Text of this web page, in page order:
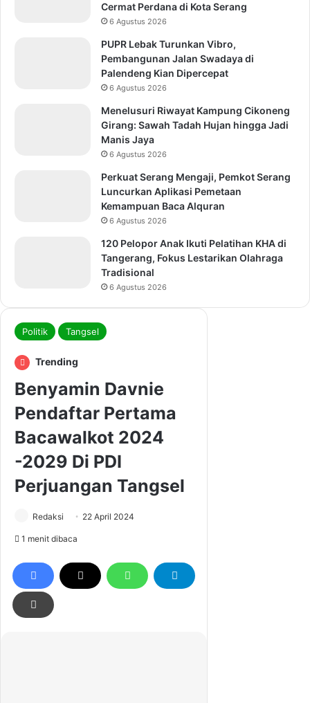
Cermat Perdana di Kota Serang
6 Agustus 2026
PUPR Lebak Turunkan Vibro,
Pembangunan Jalan Swadaya di
Palendeng Kian Dipercepat
6 Agustus 2026
Menelusuri Riwayat Kampung Cikoneng
Girang: Sawah Tadah Hujan hingga Jadi
Manis Jaya
6 Agustus 2026
Perkuat Serang Mengaji, Pemkot Serang
Luncurkan Aplikasi Pemetaan
Kemampuan Baca Alquran
6 Agustus 2026
120 Pelopor Anak Ikuti Pelatihan KHA di
Tangerang, Fokus Lestarikan Olahraga
Tradisional
6 Agustus 2026